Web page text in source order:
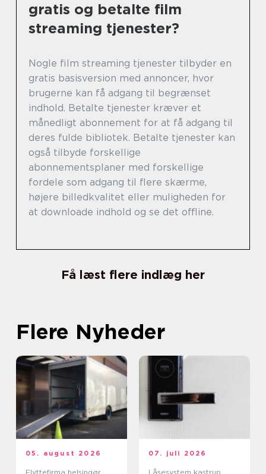
gratis og betalte film
streaming tjenester?
Nogle film streaming tjenester tilbyder en
gratis basisversion med annoncer, hvor
brugerne kan få adgang til begrænset
indhold. Betalte tjenester kræver et
månedligt abonnement for at få adgang til
deres fulde bibliotek. Betalte tjenester kan
også tilbyde forskellige
abonnementsplaner med forskellige
fordele som adgang til flere skærme,
højere billedkvalitet eller muligheden for
at downloade indhold og se det offline.
Få læst flere indlæg her
Flere Nyheder
05. august 2026
Flyttefirma helsingør
07. juli 2026
Låsesystem kastrup